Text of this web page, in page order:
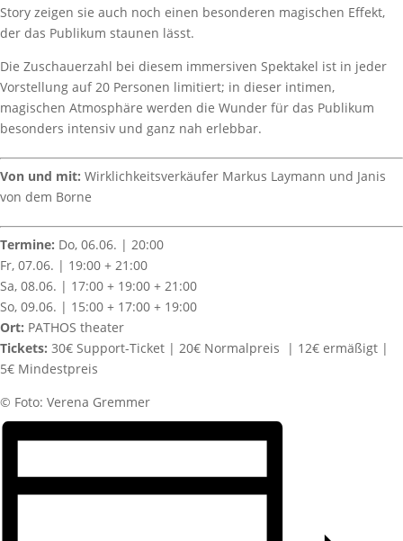
Story zeigen sie auch noch einen besonderen magischen Effekt,
der das Publikum staunen lässt.
Die Zuschauerzahl bei diesem immersiven Spektakel ist in jeder
Vorstellung auf 20 Personen limitiert; in dieser intimen,
magischen Atmosphäre werden die Wunder für das Publikum
besonders intensiv und ganz nah erlebbar.
Von und mit: Wirklichkeitsverkäufer Markus Laymann und Janis
von dem Borne
Termine: Do, 06.06. | 20:00
Fr, 07.06. | 19:00 + 21:00
Sa, 08.06. | 17:00 + 19:00 + 21:00
So, 09.06. | 15:00 + 17:00 + 19:00
Ort: PATHOS theater
Tickets: 30€ Support-Ticket | 20€ Normalpreis | 12€ ermäßigt |
5€ Mindestpreis
©️ Foto: Verena Gremmer